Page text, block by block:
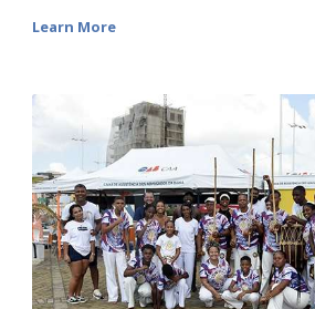
Learn More